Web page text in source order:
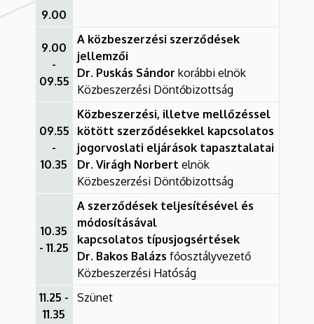
9.00
9.00
-
09.55
A közbeszerzési szerződések
jellemzői
Dr. Puskás Sándor korábbi elnök
Közbeszerzési Döntőbizottság
09.55
-
10.35
Közbeszerzési, illetve mellőzéssel
kötött szerződésekkel kapcsolatos
jogorvoslati eljárások tapasztalatai
Dr. Virágh Norbert elnök
Közbeszerzési Döntőbizottság
10.35
- 11.25
A szerződések teljesítésével és
módosításával
kapcsolatos típusjogsértések
Dr. Bakos Balázs főosztályvezető
Közbeszerzési Hatóság
11.25 -
11.35
Szünet